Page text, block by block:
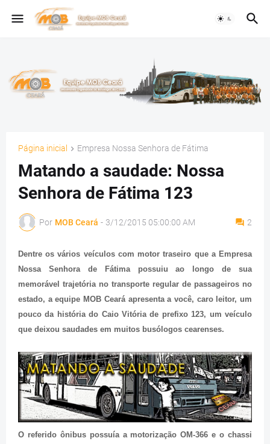
Página inicial Empresa Nossa Senhora de Fátima
Matando a saudade: Nossa
Senhora de Fátima 123
Por MOB Ceará - 3/12/2015 05:00:00 AM 2
Dentre os vários veículos com motor traseiro que a Empresa
Nossa Senhora de Fátima possuiu ao longo de sua
memorável trajetória no transporte regular de passageiros no
estado, a equipe MOB Ceará apresenta a você, caro leitor, um
pouco da história do Caio Vitória de prefixo 123, um veículo
que deixou saudades em muitos busólogos cearenses.
O referido ônibus possuía a motorização OM-366 e o chassi